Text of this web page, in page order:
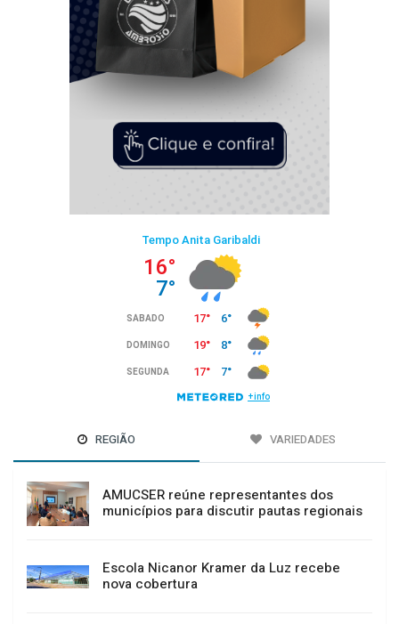
REGIÃO VARIEDADES
AMUCSER reúne representantes dos
municípios para discutir pautas regionais
Escola Nicanor Kramer da Luz recebe
nova cobertura